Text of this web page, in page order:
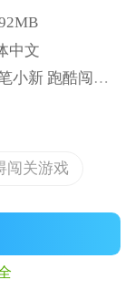
中文
小新 跑酷闯关
闯关游戏